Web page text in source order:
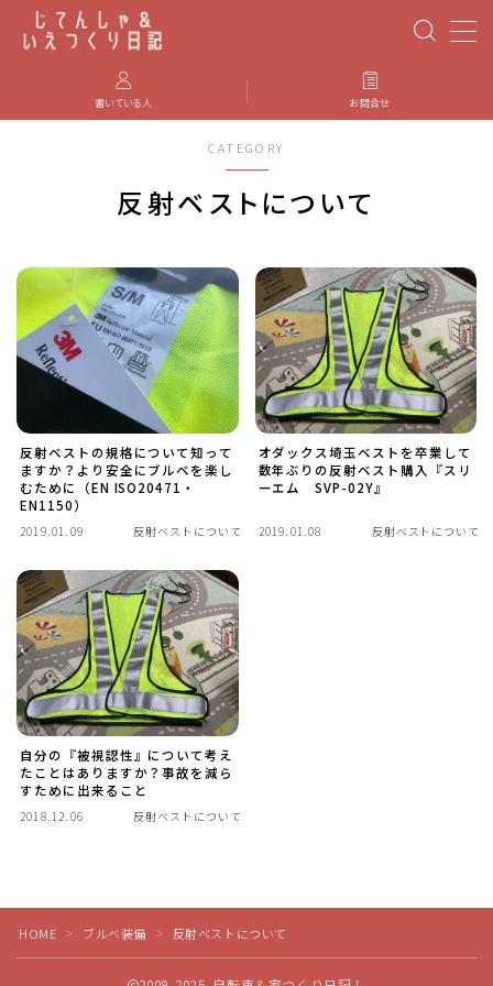
PBP(Paris-Brest-Paris)
エベレスティング
パーツのインプレ・カスタマイズ
iGPSPORT
カステリ
ブルベ装備
ディスクブレーキ
Di2関連
ブルべレポート2025
ブルべレポート2024
ブルべレポート2023
ブルベレポート2020
書いている人 お問合せ
CATEGORY
反射ベストについて
反射ベストの規格について知って
ますか？より安全にブルベを楽し
むために（EN ISO20471・
EN1150）
2019.01.09 反射ベストについて
オダックス埼玉ベストを卒業して
数年ぶりの反射ベスト購入『スリ
ーエム SVP-02Y』
2019.01.08 反射ベストについて
自分の『被視認性』について考え
たことはありますか？事故を減ら
すために出来ること
2018.12.06 反射ベストについて
HOME ＞ ブルベ装備 ＞ 反射ベストについて